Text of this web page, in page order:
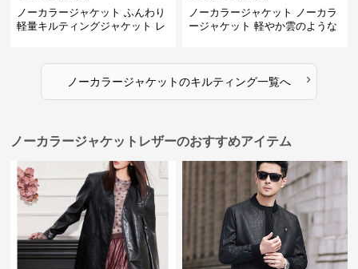
ノーカラージャケット ふんわり
軽量キルティングジャケット レ
ノーカラージャケット ノーカラ
ージャケット 軽やか雲のような
ノーカラージャケットのキルティング一覧へ ›
ノーカラージャケットレザーのおすすめアイテム